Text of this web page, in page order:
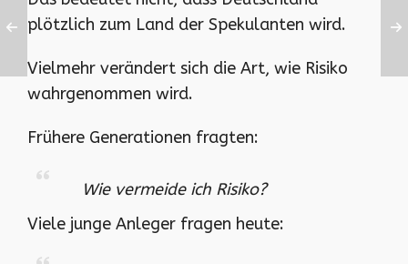
plötzlich zum Land der Spekulanten wird.
Vielmehr verändert sich die Art, wie Risiko
wahrgenommen wird.
Frühere Generationen fragten:
Wie vermeide ich Risiko?
Viele junge Anleger fragen heute: